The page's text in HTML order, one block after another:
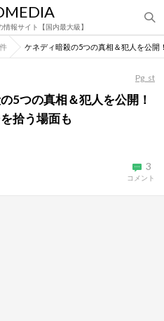
報サイト【国内最大級】
ケネディ暗殺の5つの真相＆犯人を公開
Pg_st
5つの真相＆犯人を公開！
拾う場面も
3
コメント